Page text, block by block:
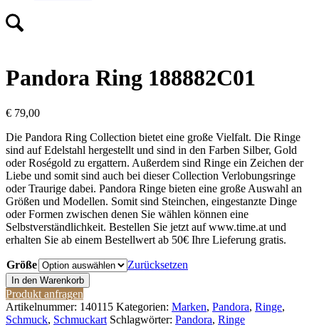
Pandora Ring 188882C01
€ 79,00
Die Pandora Ring Collection bietet eine große Vielfalt. Die Ringe
sind auf Edelstahl hergestellt und sind in den Farben Silber, Gold
oder Roségold zu ergattern. Außerdem sind Ringe ein Zeichen der
Liebe und somit sind auch bei dieser Collection Verlobungsringe
oder Traurige dabei. Pandora Ringe bieten eine große Auswahl an
Größen und Modellen. Somit sind Steinchen, eingestanzte Dinge
oder Formen zwischen denen Sie wählen können eine
Selbstverständlichkeit. Bestellen Sie jetzt auf www.time.at und
erhalten Sie ab einem Bestellwert ab 50€ Ihre Lieferung gratis.
Größe
Zurücksetzen
Pandora
Ring
188882C01
Menge
In den Warenkorb
Produkt anfragen
Artikelnummer: 140115 Kategorien: Marken, Pandora, Ringe,
Schmuck, Schmuckart Schlagwörter: Pandora, Ringe